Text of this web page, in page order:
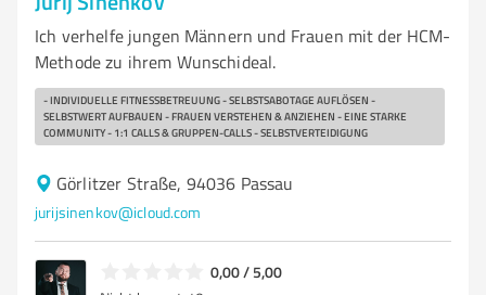
Ich verhelfe jungen Männern und Frauen mit der HCM-
Methode zu ihrem Wunschideal.
- INDIVIDUELLE FITNESSBETREUUNG - SELBSTSABOTAGE AUFLÖSEN -
SELBSTWERT AUFBAUEN - FRAUEN VERSTEHEN & ANZIEHEN - EINE STARKE
COMMUNITY - 1:1 CALLS & GRUPPEN-CALLS - SELBSTVERTEIDIGUNG
Görlitzer Straße, 94036 Passau
jurijsinenkov@icloud.com
0,00 / 5,00